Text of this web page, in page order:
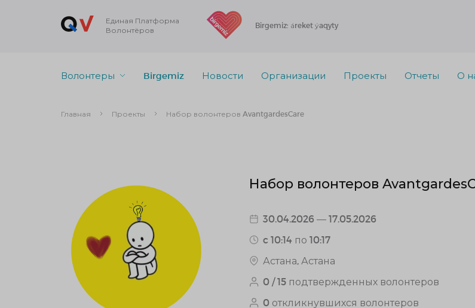
Единая Платформа
Волонтёров
Birgemiz: áreket ýaqyty
Волонтеры Birgemiz Новости Организации Проекты Отчеты О
Главная Проекты Набор волонтеров AvantgardesCare
Набор волонтеров
30.04.2026 — 17.05.2026
c 10:14 по 10:17
Астана, Астана
0 / 15 подтвержденных волонтеров
0 откликнувшихся волонтеров